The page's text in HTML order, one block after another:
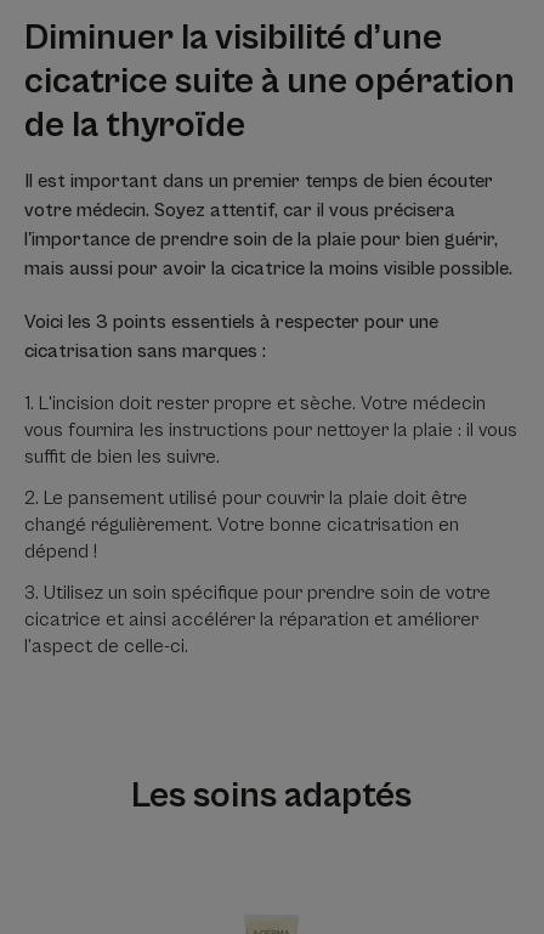
Diminuer la visibilité d’une
cicatrice suite à une opération
de la thyroïde
Il est important dans un premier temps de bien écouter
votre médecin. Soyez attentif, car il vous précisera
l'importance de prendre soin de la plaie pour bien guérir,
mais aussi pour avoir la cicatrice la moins visible possible.
Voici les 3 points essentiels à respecter pour une
cicatrisation sans marques :
L'incision doit rester propre et sèche. Votre médecin
vous fournira les instructions pour nettoyer la plaie : il vous
suffit de bien les suivre.
Le pansement utilisé pour couvrir la plaie doit être
changé régulièrement. Votre bonne cicatrisation en
dépend !
Utilisez un soin spécifique pour prendre soin de votre
cicatrice et ainsi accélérer la réparation et améliorer
l’aspect de celle-ci.
Les soins adaptés